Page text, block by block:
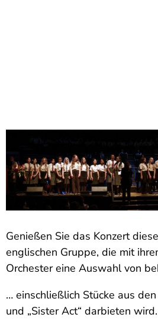
Genießen Sie das Konzert
englischen Gruppe, die mit
Orchester eine Auswahl von
… einschließlich Stücke aus
und „Sister Act“ darbieten wird.